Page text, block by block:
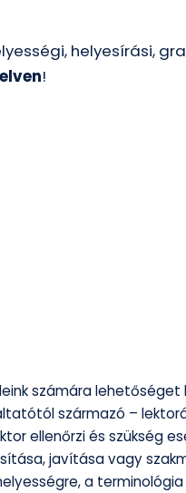
helyesírási,
!
számára
származó –
ellenőrzi és szükség
javítása vagy
a